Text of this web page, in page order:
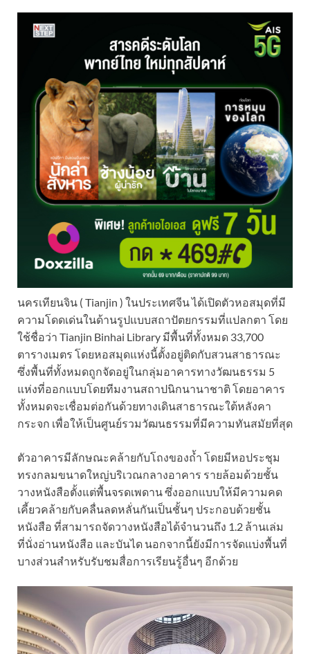
นครเทียนจิน ( Tianjin ) ในประเทศจีน ได้เปิดตัวหอสมุดที่มี
ความโดดเด่นในด้านรูปแบบสถาปัตยกรรมที่แปลกตา โดย
ใช้ชื่อว่า Tianjin Binhai Library มีพื้นที่ทั้งหมด 33,700
ตารางเมตร โดยหอสมุดแห่งนี้ตั้งอยู่ติดกับสวนสาธารณะ
ซึ่งพื้นที่ทั้งหมดถูกจัดอยู่ในกลุ่มอาคารทางวัฒนธรรม 5
แห่งที่ออกแบบโดยทีมงานสถาปนิกนานาชาติ โดยอาคาร
ทั้งหมดจะเชื่อมต่อกันด้วยทางเดินสาธารณะใต้หลังคา
กระจก เพื่อให้เป็นศูนย์รวมวัฒนธรรมที่มีความทันสมัยที่สุด
ตัวอาคารมีลักษณะคล้ายกับโถงของถ้ำ โดยมีหอประชุม
ทรงกลมขนาดใหญ่บริเวณกลางอาคาร รายล้อมด้วยชั้น
วางหนังสือตั้งแต่พื้นจรดเพดาน ซึ่งออกแบบให้มีความคด
เคี้ยวคล้ายกับคลื่นลดหลั่นกันเป็นชั้นๆ ประกอบด้วยชั้น
หนังสือ ที่สามารถจัดวางหนังสือได้จำนวนถึง 1.2 ล้านเล่ม
ที่นั่งอ่านหนังสือ และบันได นอกจากนี้ยังมีการจัดแบ่งพื้นที่
บางส่วนสำหรับรับชมสื่อการเรียนรู้อื่นๆ อีกด้วย